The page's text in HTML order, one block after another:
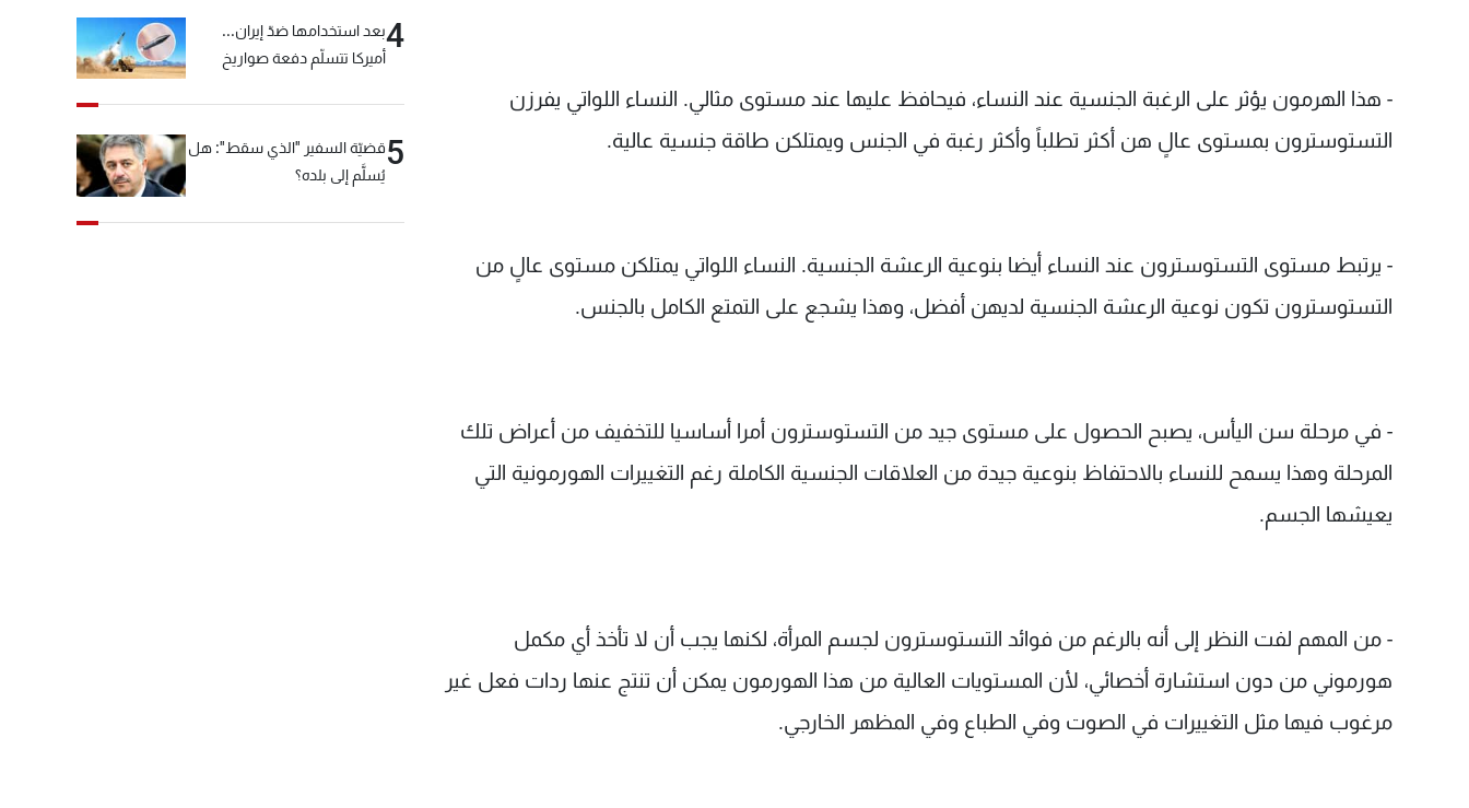
- هذا الهرمون يؤثر على الرغبة الجنسية عند النساء، فيحافظ عليها عند مستوى مثالي. النساء اللواتي يفرزن
التستوسترون بمستوى عالٍ هن أكثر تطلباً وأكثر رغبة في الجنس ويمتلكن طاقة جنسية عالية.
- يرتبط مستوى التستوسترون عند النساء أيضا بنوعية الرعشة الجنسية. النساء اللواتي يمتلكن مستوى عالٍ من
التستوسترون تكون نوعية الرعشة الجنسية لديهن أفضل، وهذا يشجع على التمتع الكامل بالجنس.
- في مرحلة سن اليأس، يصبح الحصول على مستوى جيد من التستوسترون أمرا أساسيا للتخفيف من أعراض تلك
المرحلة وهذا يسمح للنساء بالاحتفاظ بنوعية جيدة من العلاقات الجنسية الكاملة رغم التغييرات الهورمونية التي
يعيشها الجسم.
- من المهم لفت النظر إلى أنه بالرغم من فوائد التستوسترون لجسم المرأة، لكنها يجب أن لا تأخذ أي مكمل
هورموني من دون استشارة أخصائي، لأن المستويات العالية من هذا الهورمون يمكن أن تنتج عنها ردات فعل غير
مرغوب فيها مثل التغييرات في الصوت وفي الطباع وفي المظهر الخارجي.
4بعد استخدامها ضدّ إيران...
أميركا تتسلّم دفعة صواريخ
5قضيّة السفير "الذي سقط": هل
يُسلَّم إلى بلده؟